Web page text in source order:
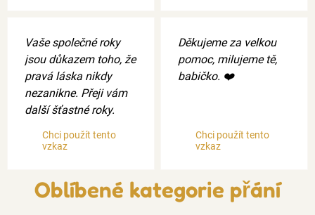
Vaše společné roky
jsou důkazem toho, že
pravá láska nikdy
nezanikne. Přeji vám
další šťastné roky.
Chci použít tento
vzkaz
Děkujeme za velkou
pomoc, milujeme tě,
babičko. ❤️
Chci použít tento
vzkaz
Oblíbené kategorie přání